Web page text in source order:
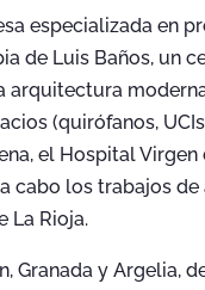
especializada en
de Luis Baños, un
arquitectura
(quirófanos,
el Hospital
cabo los trabajos
La Rioja.
Granada y Argelia,